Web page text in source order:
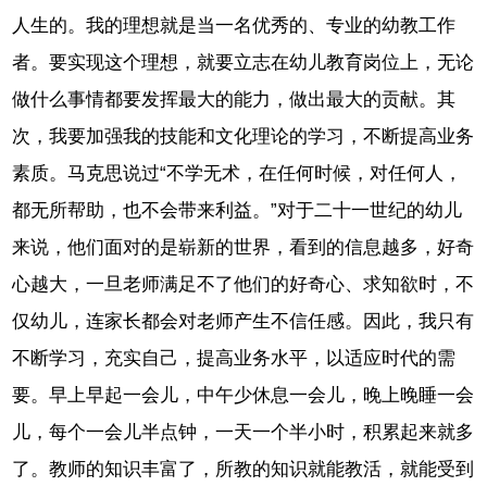
人生的。我的理想就是当一名优秀的、专业的幼教工作
者。要实现这个理想，就要立志在幼儿教育岗位上，无论
做什么事情都要发挥最大的能力，做出最大的贡献。其
次，我要加强我的技能和文化理论的学习，不断提高业务
素质。马克思说过“不学无术，在任何时候，对任何人，
都无所帮助，也不会带来利益。”对于二十一世纪的幼儿
来说，他们面对的是崭新的世界，看到的信息越多，好奇
心越大，一旦老师满足不了他们的好奇心、求知欲时，不
仅幼儿，连家长都会对老师产生不信任感。因此，我只有
不断学习，充实自己，提高业务水平，以适应时代的需
要。早上早起一会儿，中午少休息一会儿，晚上晚睡一会
儿，每个一会儿半点钟，一天一个半小时，积累起来就多
了。教师的知识丰富了，所教的知识就能教活，就能受到